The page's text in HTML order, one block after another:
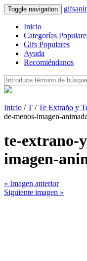
Toggle navigation
Inicio
Categorías
Gifs Populares
Ayuda
Recomiéndanos
Inicio /T /Te Extraño y
de-menos-imagen-
te-extrano-
imagen-
« Imagen anterior
Siguiente imagen »